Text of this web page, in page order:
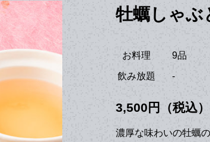
牡蠣しゃぶ
お料理 9品
飲み放題 -
3,500円（税込）
濃厚な味わいの牡蠣